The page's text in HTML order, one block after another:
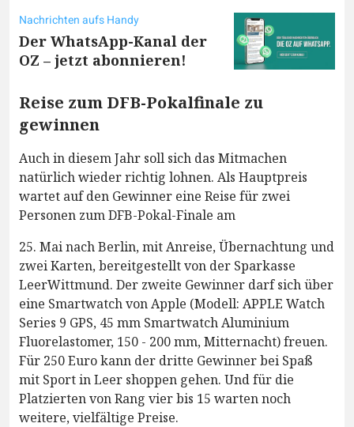
Nachrichten aufs Handy
Der WhatsApp-Kanal der
OZ – jetzt abonnieren!
Reise zum DFB-Pokalfinale zu
gewinnen
Auch in diesem Jahr soll sich das Mitmachen
natürlich wieder richtig lohnen. Als Hauptpreis
wartet auf den Gewinner eine Reise für zwei
Personen zum DFB-Pokal-Finale am
25. Mai nach Berlin, mit Anreise, Übernachtung und
zwei Karten, bereitgestellt von der Sparkasse
LeerWittmund. Der zweite Gewinner darf sich über
eine Smartwatch von Apple (Modell: APPLE Watch
Series 9 GPS, 45 mm Smartwatch Aluminium
Fluorelastomer, 150 - 200 mm, Mitternacht) freuen.
Für 250 Euro kann der dritte Gewinner bei Spaß
mit Sport in Leer shoppen gehen. Und für die
Platzierten von Rang vier bis 15 warten noch
weitere, vielfältige Preise.